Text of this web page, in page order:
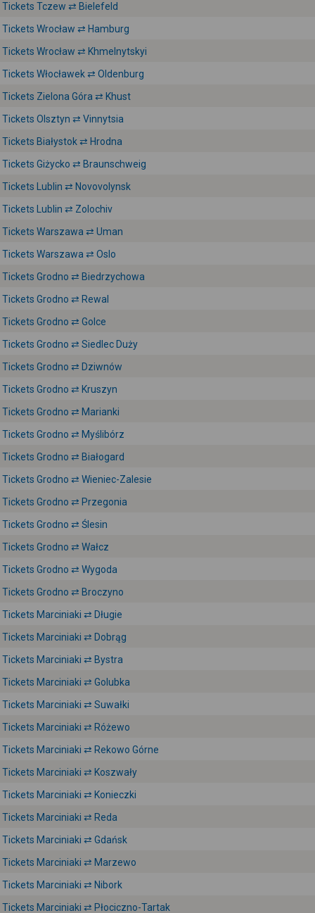
Tickets Tczew ⇄ Bielefeld
Tickets Wrocław ⇄ Hamburg
Tickets Wrocław ⇄ Khmelnytskyi
Tickets Włocławek ⇄ Oldenburg
Tickets Zielona Góra ⇄ Khust
Tickets Olsztyn ⇄ Vinnytsia
Tickets Białystok ⇄ Hrodna
Tickets Giżycko ⇄ Braunschweig
Tickets Lublin ⇄ Novovolynsk
Tickets Lublin ⇄ Zolochiv
Tickets Warszawa ⇄ Uman
Tickets Warszawa ⇄ Oslo
Tickets Grodno ⇄ Biedrzychowa
Tickets Grodno ⇄ Rewal
Tickets Grodno ⇄ Golce
Tickets Grodno ⇄ Siedlec Duży
Tickets Grodno ⇄ Dziwnów
Tickets Grodno ⇄ Kruszyn
Tickets Grodno ⇄ Marianki
Tickets Grodno ⇄ Myślibórz
Tickets Grodno ⇄ Białogard
Tickets Grodno ⇄ Wieniec-Zalesie
Tickets Grodno ⇄ Przegonia
Tickets Grodno ⇄ Ślesin
Tickets Grodno ⇄ Wałcz
Tickets Grodno ⇄ Wygoda
Tickets Grodno ⇄ Broczyno
Tickets Marciniaki ⇄ Długie
Tickets Marciniaki ⇄ Dobrąg
Tickets Marciniaki ⇄ Bystra
Tickets Marciniaki ⇄ Golubka
Tickets Marciniaki ⇄ Suwałki
Tickets Marciniaki ⇄ Różewo
Tickets Marciniaki ⇄ Rekowo Górne
Tickets Marciniaki ⇄ Koszwały
Tickets Marciniaki ⇄ Konieczki
Tickets Marciniaki ⇄ Reda
Tickets Marciniaki ⇄ Gdańsk
Tickets Marciniaki ⇄ Marzewo
Tickets Marciniaki ⇄ Nibork
Tickets Marciniaki ⇄ Płociczno-Tartak